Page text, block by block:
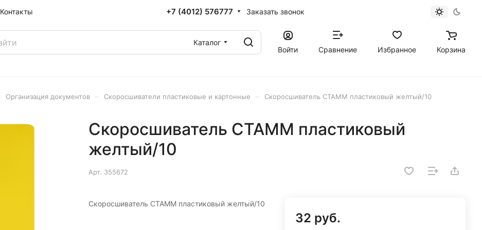
Контакты +7 (4012) 576777 Заказать звонок
Каталог
Войти
Сравнение Избранное Корзина
Организация документов Скоросшиватели пластиковые и картонные Скоросшиватель CТАММ пластиковый желтый/10
Скоросшиватель CТАММ пластиковый
желтый/10
Арт. 355672
Скоросшиватель CТАММ пластиковый желтый/10
32 руб.